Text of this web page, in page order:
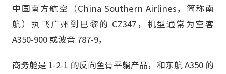
中国南方航空（China Southern Airlines，简称南
航）执飞广州到巴黎的 CZ347，机型通常为空客
A350-900 或波音 787-9，
商务舱是 1-2-1 的反向鱼骨平躺产品，和东航 A350 的